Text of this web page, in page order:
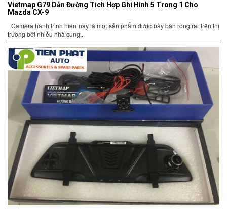
Vietmap G79 Dẫn Đường Tích Hợp Ghi Hình 5 Trong 1 Cho
Mazda CX-9
Camera hành trình hiện nay là một sản phẩm được bày bán rộng rãi trên thị
trường bởi nhiều nhà cung...